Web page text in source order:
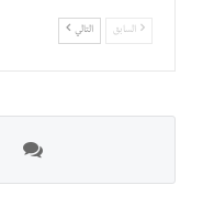
السابق التالي